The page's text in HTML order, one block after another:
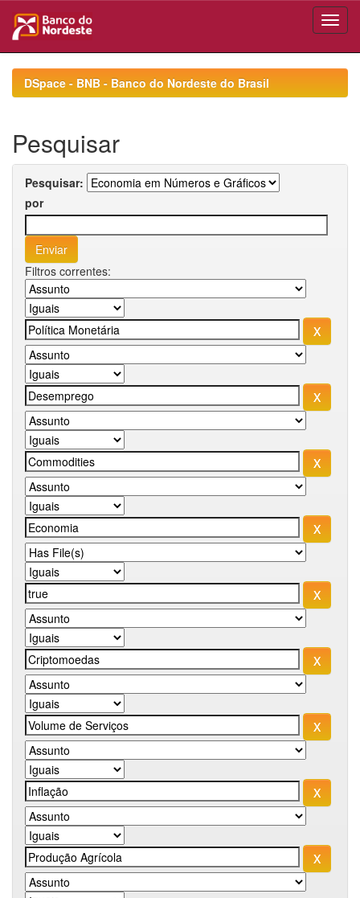
navigationDSpace - BNB - Banco do Nordeste do Brasil
Pesquisar
Pesquisar:
por
Filtros correntes: